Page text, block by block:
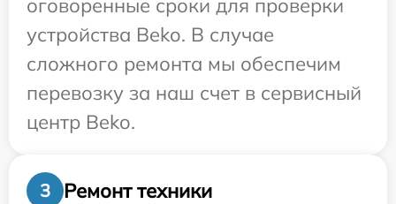
оговоренные сроки для проверки
устройства Beko. В случае
сложного ремонта мы обеспечим
перевозку за наш счет в сервисный
центр Beko.
3
Ремонт техники